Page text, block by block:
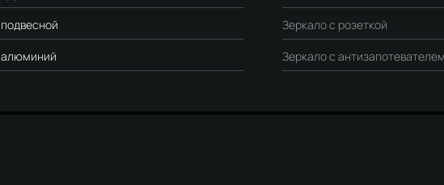
подвесной
алюминий
Зеркало с розеткой
Зеркало с антизапотевателем